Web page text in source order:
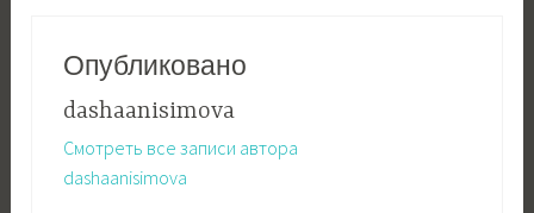
Опубликовано
dashaanisimova
Смотреть все записи автора
dashaanisimova